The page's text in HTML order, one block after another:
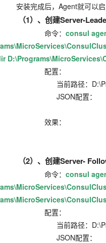
后，Agent就可以启动了
（1）、创建Server-
令： consul
置：
径：
配置：
果：
（2）、创建Server-
令： consul
置：
径：
配置：